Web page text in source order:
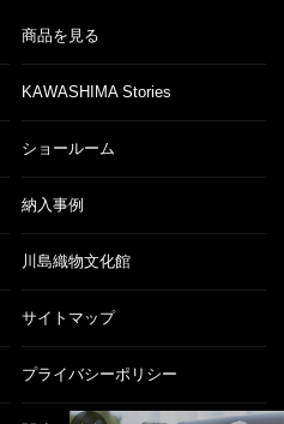
商品を見る
KAWASHIMA Stories
ショールーム
納入事例
川島織物文化館
サイトマップ
プライバシーポリシー